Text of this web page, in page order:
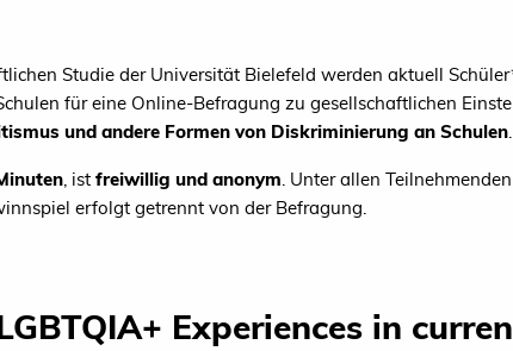
Studie der Universität Bielefeld werden aktuell
für eine Online-Befragung zu gesellschaftlichen
und andere Formen von Diskriminierung an Schulen.
, ist freiwillig und anonym. Unter allen
erfolgt getrennt von der Befragung.
Experiences in